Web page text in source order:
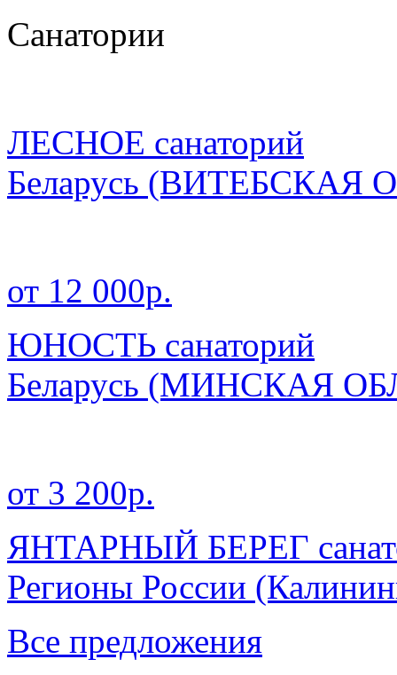
Санатории
ЛЕСНОЕ санаторий
Беларусь (ВИТЕБСКАЯ
от 12 000р.
ЮНОСТЬ санаторий
Беларусь (МИНСКАЯ
от 3 200р.
ЯНТАРНЫЙ БЕРЕГ
Регионы России
Все предложения